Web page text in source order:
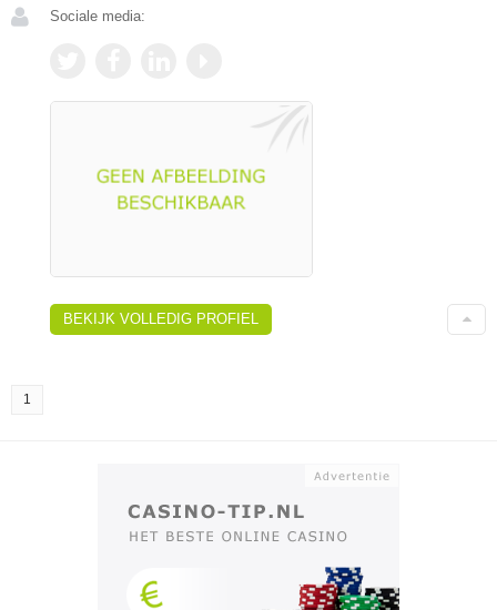
Sociale media:
BEKIJK VOLLEDIG PROFIEL
1